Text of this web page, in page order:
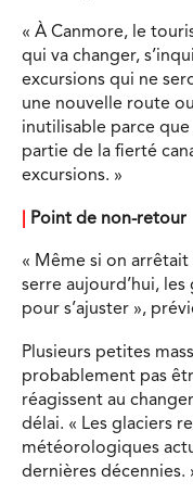
« À Canmore, le
qui va changer,
excursions qui ne
une nouvelle route
inutilisable parce
partie de la fierté
excursions. »
Point de non-retour
« Même si on arrêtait
serre aujourd’hui,
pour s’ajuster »,
Plusieurs petites
probablement pas
réagissent au
délai. « Les glaciers
météorologiques
dernières décennies.